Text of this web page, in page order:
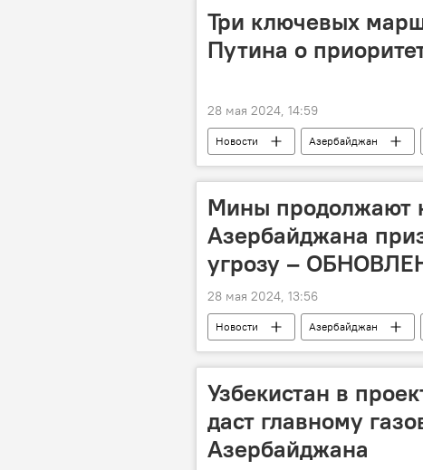
Три ключевых
Путина о
28 мая 2024, 14:59
Новости Азербайджан
Каспийское море
Иран
Мины продолжают
Азербайджана
угрозу –
28 мая 2024, 13:56
Новости Азербайджан
Мина
противопехотная мина
Узбекистан в
даст главному
Азербайджана